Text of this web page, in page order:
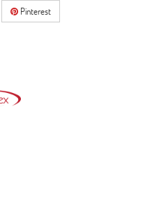
Pinterest